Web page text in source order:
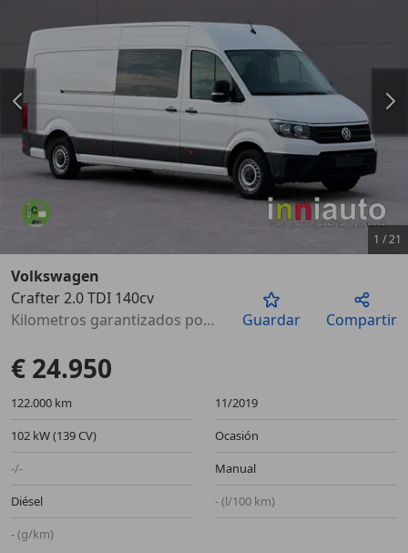
Anterior
1 /21
Volkswagen
Crafter 2.0 TDI 140cv
Kilometros garantizados por escrito
Guardar Compartir
€ 24.950
122.000 km
11/2019
102 kW (139 CV)
Ocasión
-/-
Manual
Diésel
- (l/100 km)
- (g/km)